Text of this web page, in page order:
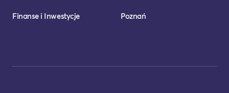
Finanse i Inwestycje Poznań